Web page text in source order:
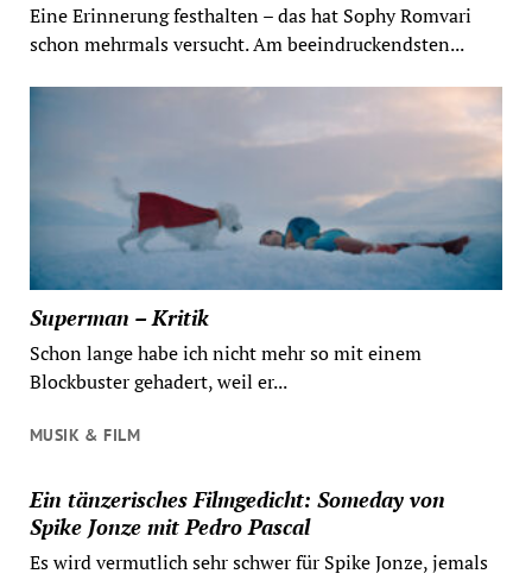
Eine Erinnerung festhalten – das hat Sophy Romvari
schon mehrmals versucht. Am beeindruckendsten...
Superman – Kritik
Schon lange habe ich nicht mehr so mit einem
Blockbuster gehadert, weil er...
MUSIK & FILM
Ein tänzerisches Filmgedicht: Someday von
Spike Jonze mit Pedro Pascal
Es wird vermutlich sehr schwer für Spike Jonze, jemals